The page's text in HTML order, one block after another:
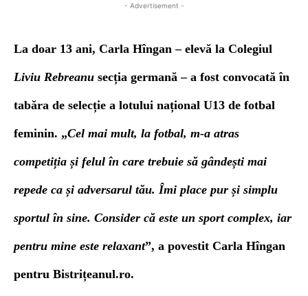
- Advertisement -
La doar 13 ani, Carla Hîngan – elevă la Colegiul
Liviu Rebreanu secția germană – a fost convocată în
tabăra de selecție a lotului național U13 de fotbal
feminin. „Cel mai mult, la fotbal, m-a atras
competiția și felul în care trebuie să gândești mai
repede ca și adversarul tău. Îmi place pur și simplu
sportul în sine. Consider că este un sport complex, iar
pentru mine este relaxant”, a povestit Carla Hîngan
pentru Bistrițeanul.ro.